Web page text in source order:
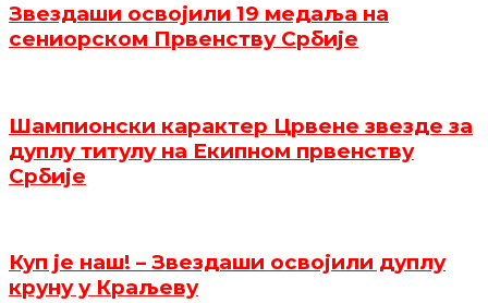
Звездаши освојили 19 медаља на
сениорском Првенству Србије
Шампионски карактер Црвене звезде за
дуплу титулу на Екипном првенству
Србије
Куп је наш! – Звездаши освојили дуплу
круну у Краљеву